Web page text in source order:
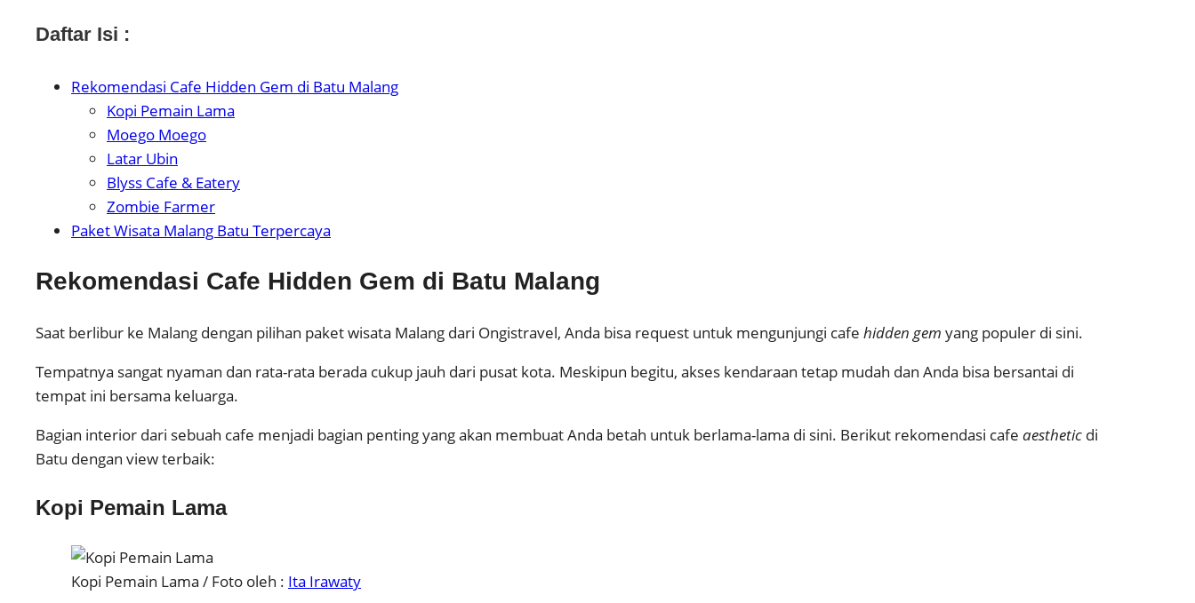
Daftar Isi :
Rekomendasi Cafe Hidden Gem di Batu Malang
Kopi Pemain Lama
Moego Moego
Latar Ubin
Blyss Cafe & Eatery
Zombie Farmer
Paket Wisata Malang Batu Terpercaya
Rekomendasi Cafe Hidden Gem di Batu Malang
Saat berlibur ke Malang dengan pilihan paket wisata Malang dari Ongistravel, Anda bisa request untuk mengunjungi cafe hidden gem yang populer di sini.
Tempatnya sangat nyaman dan rata-rata berada cukup jauh dari pusat kota. Meskipun begitu, akses kendaraan tetap mudah dan Anda bisa bersantai di
tempat ini bersama keluarga.
Bagian interior dari sebuah cafe menjadi bagian penting yang akan membuat Anda betah untuk berlama-lama di sini. Berikut rekomendasi cafe aesthetic di
Batu dengan view terbaik:
Kopi Pemain Lama
Kopi Pemain Lama / Foto oleh : Ita Irawaty